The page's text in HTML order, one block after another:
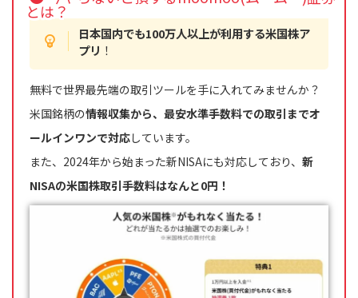
とは？
日本国内でも100万人以上が利用する米国株ア
プリ ！
無料で世界最先端の取引ツールを手に入れてみませんか？
米国銘柄の情報収集から、最安水準手数料での取引までオ
ールインワンで対応しています。
また、2024年から始まった新NISAにも対応しており、 新
NISAの米国株取引手数料はなんと0円！